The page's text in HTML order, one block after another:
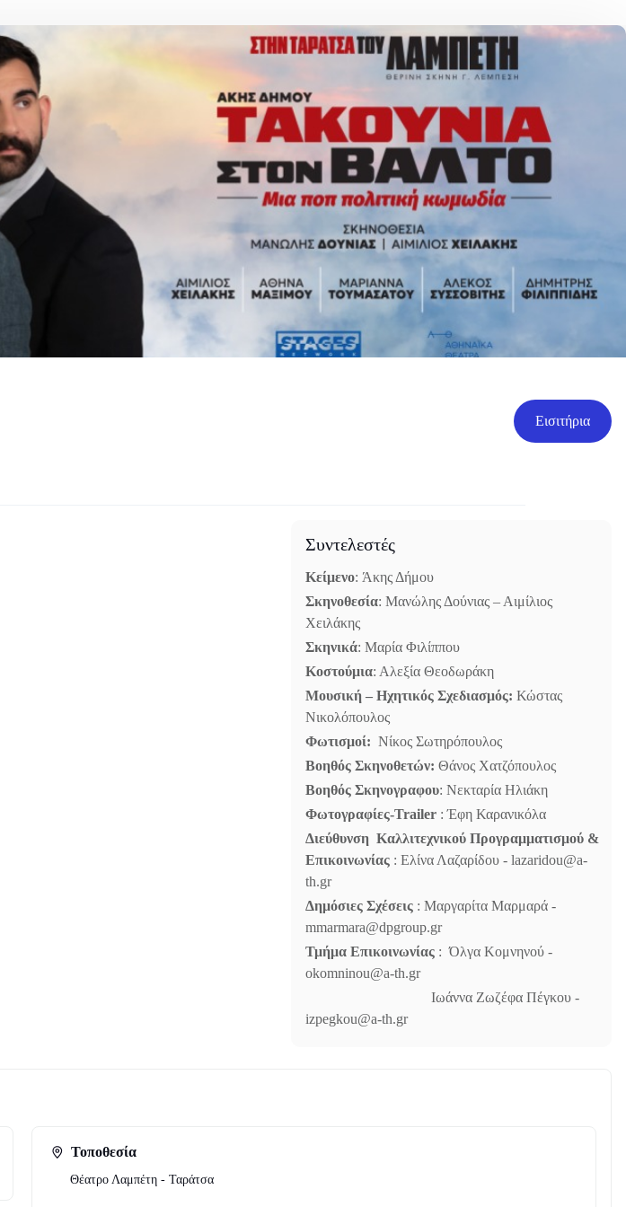
Εισιτήρια
Συντελεστές
Κείμενο: Άκης Δήμου
Σκηνοθεσία: Μανώλης Δούνιας – Αιμίλιος
Χειλάκης
Σκηνικά: Μαρία Φιλίππου
Κοστούμια: Αλεξία Θεοδωράκη
Μουσική – Ηχητικός Σχεδιασμός: Κώστας
Νικολόπουλος
Φωτισμοί: Νίκος Σωτηρόπουλος
Βοηθός Σκηνοθετών: Θάνος Χατζόπουλος
Βοηθός Σκηνογραφου: Νεκταρία Ηλιάκη
Φωτογραφίες-Trailer : Έφη Καρανικόλα
Διεύθυνση Καλλιτεχνικού Προγραμματισμού &
Επικοινωνίας : Ελίνα Λαζαρίδου - lazaridou@a-
th.gr
Δημόσιες Σχέσεις : Μαργαρίτα Μαρμαρά -
mmarmara@dpgroup.gr
Τμήμα Επικοινωνίας : Όλγα Κομνηνού -
okomninou@a-th.gr
Ιωάννα Ζωζέφα Πέγκου -
izpegkou@a-th.gr
Τοποθεσία
Θέατρο Λαμπέτη - Ταράτσα